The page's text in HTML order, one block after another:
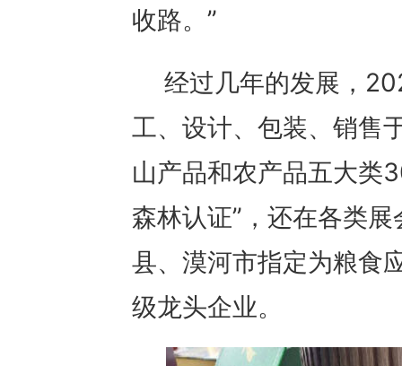
收路。”
经过几年的发展，
工、设计、包装、销售
山产品和农产品五大类
森林认证”，还在各类
县、漠河市指定为粮食
级龙头企业。